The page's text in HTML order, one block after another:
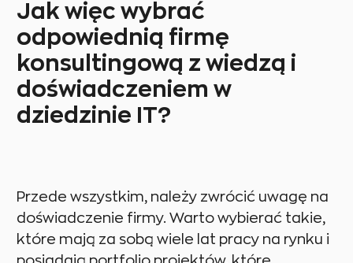
Jak więc wybrać
odpowiednią firmę
konsultingową z wiedzą i
doświadczeniem w
dziedzinie IT?
Przede wszystkim, należy zwrócić uwagę na
doświadczenie firmy. Warto wybierać takie,
które mają za sobą wiele lat pracy na rynku i